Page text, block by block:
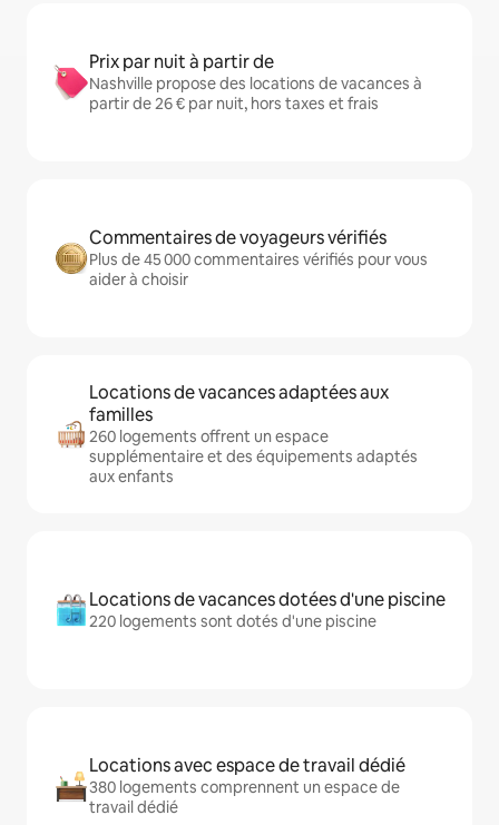
Prix par nuit à partir de
Nashville propose des locations de vacances à
partir de 26 € par nuit, hors taxes et frais
Commentaires de voyageurs vérifiés
Plus de 45 000 commentaires vérifiés pour vous
aider à choisir
Locations de vacances adaptées aux
familles
260 logements offrent un espace
supplémentaire et des équipements adaptés
aux enfants
Locations de vacances dotées d'une piscine
220 logements sont dotés d'une piscine
Locations avec espace de travail dédié
380 logements comprennent un espace de
travail dédié